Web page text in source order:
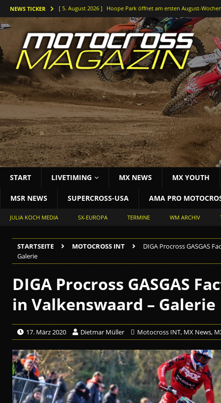
NEWS TICKER [ 5. August 2026 ] Hoope Park öffnet am ersten August-
[ 5. August 2026 ] Der Waldkurs ruft – Johannes-Bikes Suzuki
[ 4. August 2026 ] Holeshots und Platz zwei beim vorletzten
[ 3. August 2026 ] Starke Antwort im tiefen Sand: Simon
[ 3. August 2026 ] Bielstein rockt die Deutsche Motocross-
START LIVETIMING MX NEWS MX YOUTH
MSR NEWS SUPERCROSS-USA AMA PRO
JULIA KOCH MEDIA SX-EUROPA TERMINE WM ARCHIV
STARTSEITE MOTOCROSS INT
DIGA Procross GASGAS
Galerie
DIGA Procross GASGAS
in Valkenswaard – Galerie
17. März 2020 Dietmar Müller Motocross INT, MX News,